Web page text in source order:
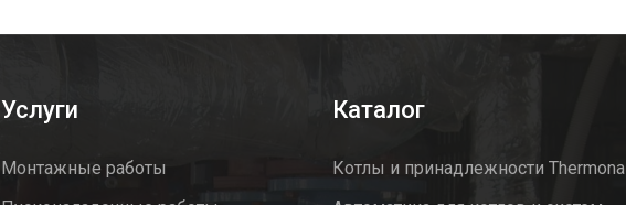
Услуги
Монтажные работы
Каталог
Котлы и принадлежности Thermona